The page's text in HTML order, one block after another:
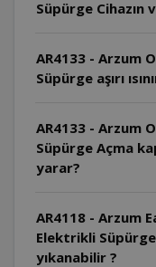
Süpürge Cihazın
AR4133 - Arzum
Süpürge aşırı
AR4133 - Arzum
Süpürge Açma
yarar?
AR4118 - Arzum
Elektrikli
yıkanabilir ?